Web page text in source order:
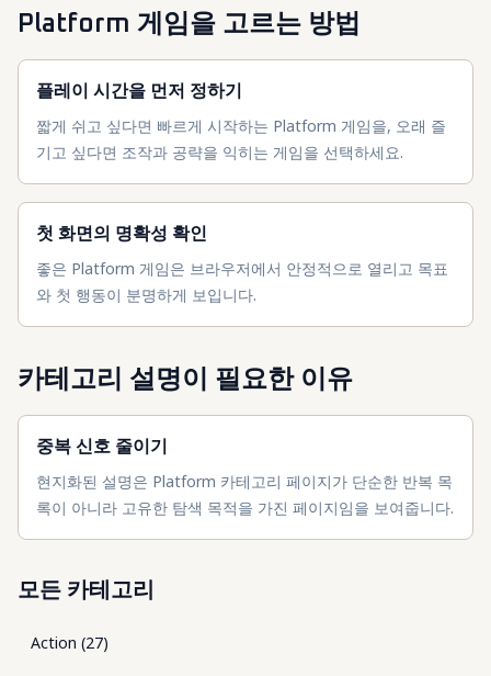
Platform 게임을 고르는 방법
플레이 시간을 먼저 정하기
짧게 쉬고 싶다면 빠르게 시작하는 Platform 게임을, 오래 즐
기고 싶다면 조작과 공략을 익히는 게임을 선택하세요.
첫 화면의 명확성 확인
좋은 Platform 게임은 브라우저에서 안정적으로 열리고 목표
와 첫 행동이 분명하게 보입니다.
카테고리 설명이 필요한 이유
중복 신호 줄이기
현지화된 설명은 Platform 카테고리 페이지가 단순한 반복 목
록이 아니라 고유한 탐색 목적을 가진 페이지임을 보여줍니다.
모든 카테고리
Action (27)